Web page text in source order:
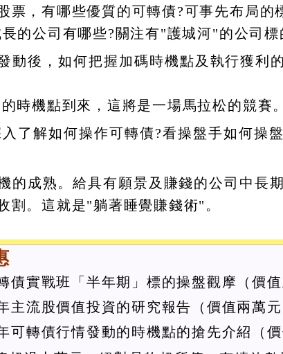
票，有哪些優質的可轉債?可事先布局的
的公司有哪些?關注有"護城河"的公司標
動後，如何把握加碼時機點及執行獲利
時機點到來，這將是一場馬拉松的競賽。
了解如何操作可轉債?看操盤手如何操
的成熟。給具有願景及賺錢的公司中長
割。這就是"躺著睡覺賺錢術"。
債實戰班「半年期」標的操盤觀摩（價值
主流股價值投資的研究報告（價值兩萬元
可轉債行情發動的時機點的搶先介紹（價